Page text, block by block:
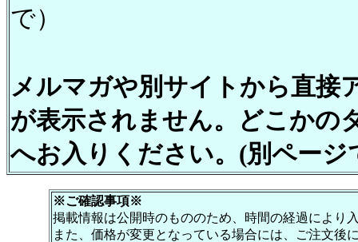
で）
メルマガや別サイトから直接
が表示されません。どこかの
へお入りください。(別ページ
※ご確認事項※
掲載情報は公開時のもののため、時間の経過により
また、価格が変更となっている場合には、ご注文後